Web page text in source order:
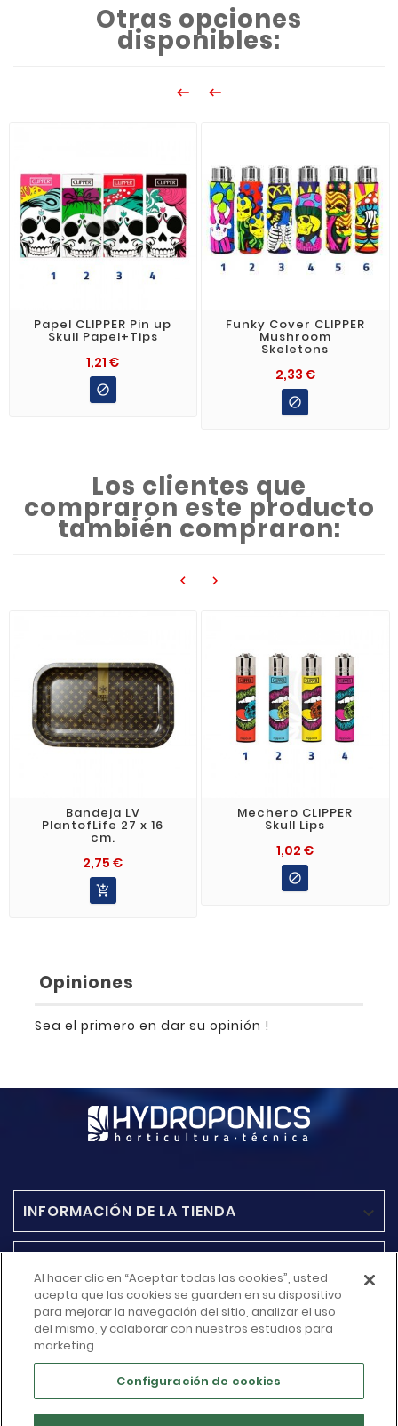
Otras opciones
disponibles:
 
Papel CLIPPER Pin up
Skull Papel+Tips
1,21 €

Funky Cover CLIPPER
Mushroom
Skeletons
2,33 €

Los clientes que
compraron este producto
también compraron:
 
Bandeja LV
PlantofLife 27 x 16
cm.
2,75 €

Mechero CLIPPER
Skull Lips
1,02 €

Opiniones
Sea el primero en dar su opinión !
INFORMACIÓN DE LA TIENDA 
MÁS INFORMACIÓN
SU CUENTA 
Al hacer clic en “Aceptar todas las cookies”, usted
acepta que las cookies se guarden en su dispositivo
para mejorar la navegación del sitio, analizar el uso
del mismo, y colaborar con nuestros estudios para
marketing.
Configuración de cookies